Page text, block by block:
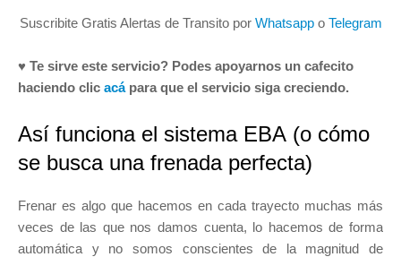
Suscribite Gratis Alertas de Transito por Whatsappo Telegram
♥ Te sirve este servicio? Podes apoyarnos un cafecito
haciendo clic acápara que el servicio siga creciendo.
Así funciona el sistema EBA (o cómo
se busca una frenada perfecta)
Frenar es algo que hacemos en cada trayecto muchas más
veces de las que nos damos cuenta, lo hacemos de forma
automática y no somos conscientes de la magnitud de